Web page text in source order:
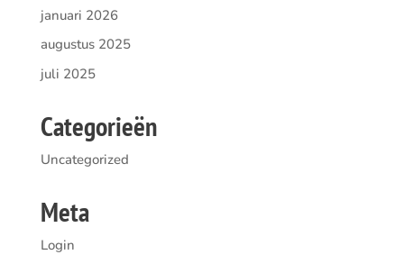
januari 2026
augustus 2025
juli 2025
Categorieën
Uncategorized
Meta
Login